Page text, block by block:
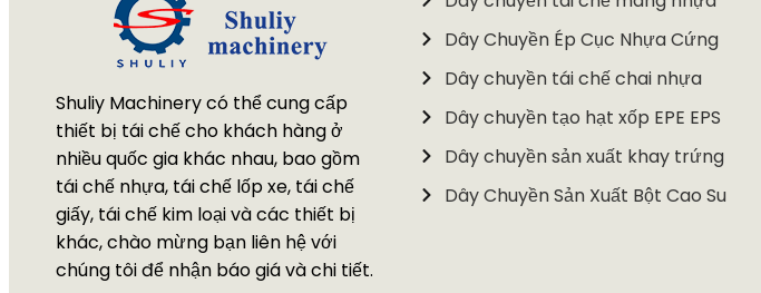
Shuliy Machinery có thể cung cấp
thiết bị tái chế cho khách hàng ở
nhiều quốc gia khác nhau, bao gồm
tái chế nhựa, tái chế lốp xe, tái chế
giấy, tái chế kim loại và các thiết bị
khác, chào mừng bạn liên hệ với
chúng tôi để nhận báo giá và chi tiết.
Dây Chuyền Ép Cục Nhựa Cứng
Dây chuyền tái chế chai nhựa
Dây chuyền tạo hạt xốp EPE EPS
Dây chuyền sản xuất khay trứng
Dây Chuyền Sản Xuất Bột Cao Su